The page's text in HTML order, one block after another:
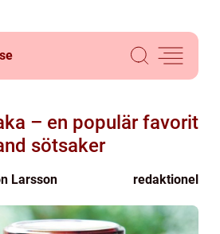
se
– en populär favorit
sötsaker
Larsson redaktionel